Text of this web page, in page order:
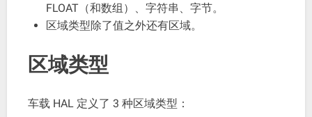
FLOAT（和数组）、字符串、字节。
区域类型除了值之外还有区域。
区域类型
车载 HAL 定义了 3 种区域类型：